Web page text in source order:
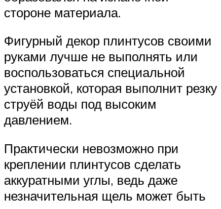
стороне материала.
Фигурный декор плинтусов своими
руками лучше не выполнять или
воспользоваться специальной
установкой, которая выполнит резку
струёй воды под высоким
давлением.
Практически невозможно при
креплении плинтусов сделать
аккуратными углы, ведь даже
незначительная щель может быть